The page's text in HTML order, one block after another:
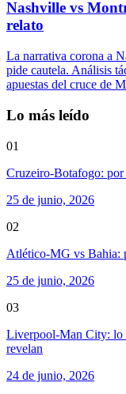
Nashville vs
relato
La narrativa corona a
pide cautela. Análisis
apuestas del cruce de
Lo más leído
01
Cruzeiro-Botafogo:
25 de junio, 2026
02
Atlético-MG vs Bahia:
25 de junio, 2026
03
Liverpool-Man City: lo
revelan
24 de junio, 2026